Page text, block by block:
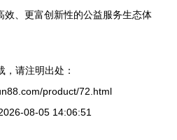
效、更富创新性的公益服务生态体
，请注明出处：
product/72.html
08-05 14:06:51